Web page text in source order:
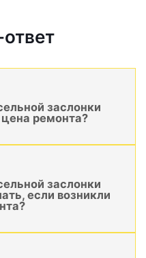
заслонки
ремонта?
заслонки
если возникли